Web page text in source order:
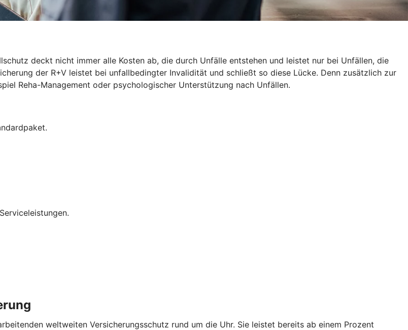
deckt nicht immer alle Kosten ab, die durch Unfälle entstehen und leistet nur bei Unfällen, die
der R+V leistet bei unfallbedingter Invalidität und schließt so diese Lücke. Denn zusätzlich zur
Reha-Management oder psychologischer Unterstützung nach Unfällen.
weltweiten Versicherungsschutz rund um die Uhr. Sie leistet bereits ab einem Prozent